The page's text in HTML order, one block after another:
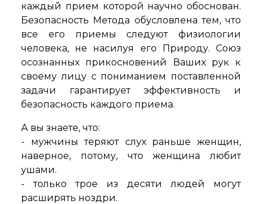
каждый прием которой научно обоснован.
Безопасность Метода обусловлена тем, что
все его приемы следуют физиологии
человека, не насилуя его Природу. Союз
осознанных прикосновений Ваших рук к
своему лицу с пониманием поставленной
задачи гарантирует эффективность и
безопасность каждого приема.
А вы знаете, что:
- мужчины теряют слух раньше женщин,
наверное, потому, что женщина любит
ушами.
- только трое из десяти людей могут
расширять ноздри.